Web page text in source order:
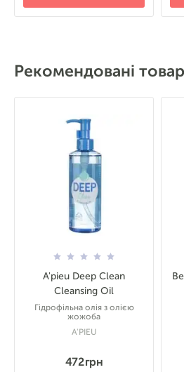
Рекомендовані
A'pieu Deep Clean
Cleansing Oil
Гідрофільна олія з олією
жожоба
A'PIEU
472 грн